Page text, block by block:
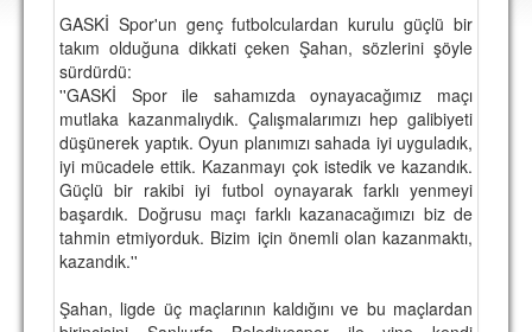
DEPLASMAN
LİSANSLI ÜRÜNLER
MULTİMEDYA
FOTOĞRAF & VİDEOLAR
MARŞ & TEZAHÜRATLAR
KULÜP
GASKİ Spor'un genç futbolculardan kurulu güçlü bir
takım olduğuna dikkati çeken Şahan, sözlerini şöyle
sürdürdü:
''GASKİ Spor ile sahamızda oynayacağımız maçı
mutlaka kazanmalıydık. Çalışmalarımızı hep galibiyeti
düşünerek yaptık. Oyun planımızı sahada iyi uyguladık,
iyi mücadele ettik. Kazanmayı çok istedik ve kazandık.
Güçlü bir rakibi iyi futbol oynayarak farklı yenmeyi
başardık. Doğrusu maçı farklı kazanacağımızı biz de
tahmin etmiyorduk. Bizim için önemli olan kazanmaktı,
kazandık.''
Şahan, ligde üç maçlarının kaldığını ve bu maçlardan